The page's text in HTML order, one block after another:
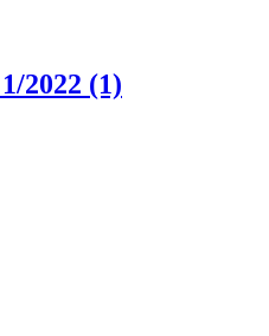
2022 (1)